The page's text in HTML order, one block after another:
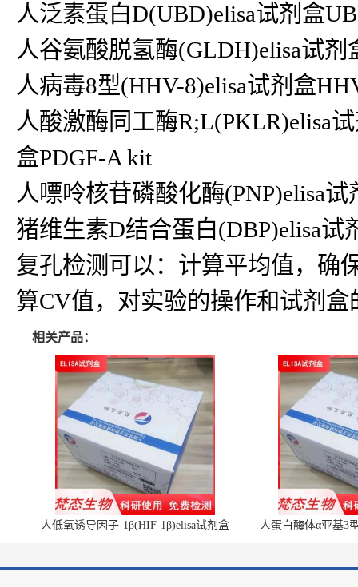
人泛素蛋白D(UBD)elisa试剂盒
人谷氨酸脱氢酶(GLDH)elisa试
人病毒8型(HHV-8)elisa试剂盒
人酸激酶同工酶R;L(PKLR)elisa
盒PDGF-A kit
人嘌呤核苷磷酸化酶(PNP)elisa
猪维生素D结合蛋白(DBP)elisa试
复孔检测可以：计算平均值，确
算CV值，对实验的操作和试剂
相关产品：
人低氧诱导因子-1β(HIF-1β)elisa试剂盒 人蛋白酶体α亚基3